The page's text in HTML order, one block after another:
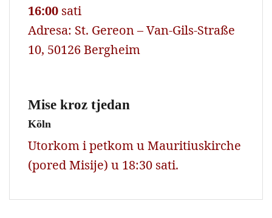
16:00 sati
Adresa: St. Gereon – Van-Gils-Straße
10, 50126 Bergheim
Mise kroz tjedan
Köln
Utorkom i petkom u Mauritiuskirche
(pored Misije) u 18:30 sati.